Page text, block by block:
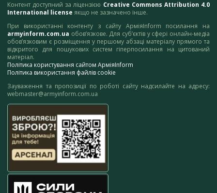
Контент доступний за ліцензією Creative Commons Attribution 4.0
International license якщо не зазначено інше.
При використанні контенту з сайту АрміяInform посилання на
armyinform.com.ua обов’язкове. Для суб’єктів у сфері онлайн-медіа
обов’язковим є розміщення у першому абзаці матеріалу прямого та
відкритого для пошукових систем гіперпосилання на цитований
матеріал.
Політика користування сайтом АрміяInform
Політика використання файлів cookie
Зауваження та пропозиції по роботі сайту надсилайте на адресу:
webmaster@armyinform.com.ua